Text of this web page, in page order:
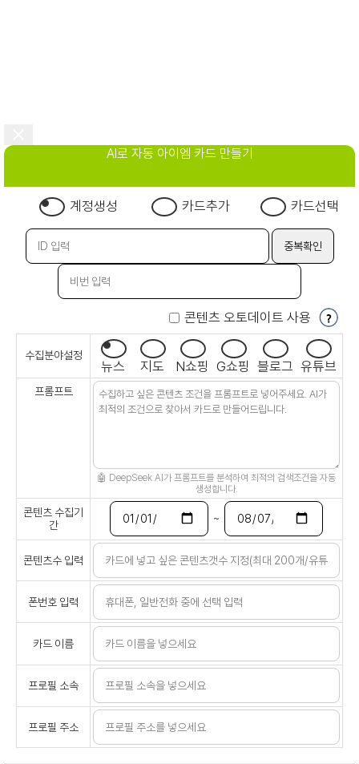
AI로 자동 아이엠 카드 만들기
계정생성 카드추가 카드선택
콘텐츠 오토데이트 사용
수집분야설정
뉴스 지도 N쇼핑 G쇼핑 블로그 유튜브
프롬프트
🤖 DeepSeek AI가 프롬프트를 분석하여 최적의 검색조건을 자동
생성합니다.
콘텐츠 수집기
간
~
콘텐츠수 입력
폰번호 입력
카드 이름
프로필 소속
프로필 주소